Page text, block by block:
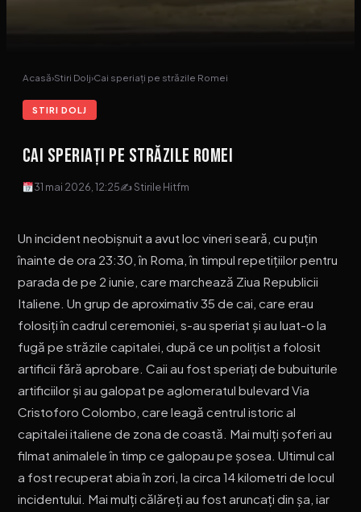
Acasă›Stiri Dolj›Cai speriați pe străzile Romei
STIRI DOLJ
Cai speriați pe străzile Romei
31 mai 2026, 12:25✍ Stirile Hitfm
Un incident neobișnuit a avut loc vineri seară, cu puțin
înainte de ora 23:30, în Roma, în timpul repetițiilor pentru
parada de pe 2 iunie, care marchează Ziua Republicii
Italiene. Un grup de aproximativ 35 de cai, care erau
folosiți în cadrul ceremoniei, s-au speriat și au luat-o la
fugă pe străzile capitalei, după ce un polițist a folosit
artificii fără aprobare. Caii au fost speriați de bubuiturile
artificiilor și au galopat pe aglomeratul bulevard Via
Cristoforo Colombo, care leagă centrul istoric al
capitalei italiene de zona de coastă. Mai mulți șoferi au
filmat animalele în timp ce galopau pe șosea. Ultimul cal
a fost recuperat abia în zori, la circa 14 kilometri de locul
incidentului. Mai mulți călăreți au fost aruncați din șa, iar